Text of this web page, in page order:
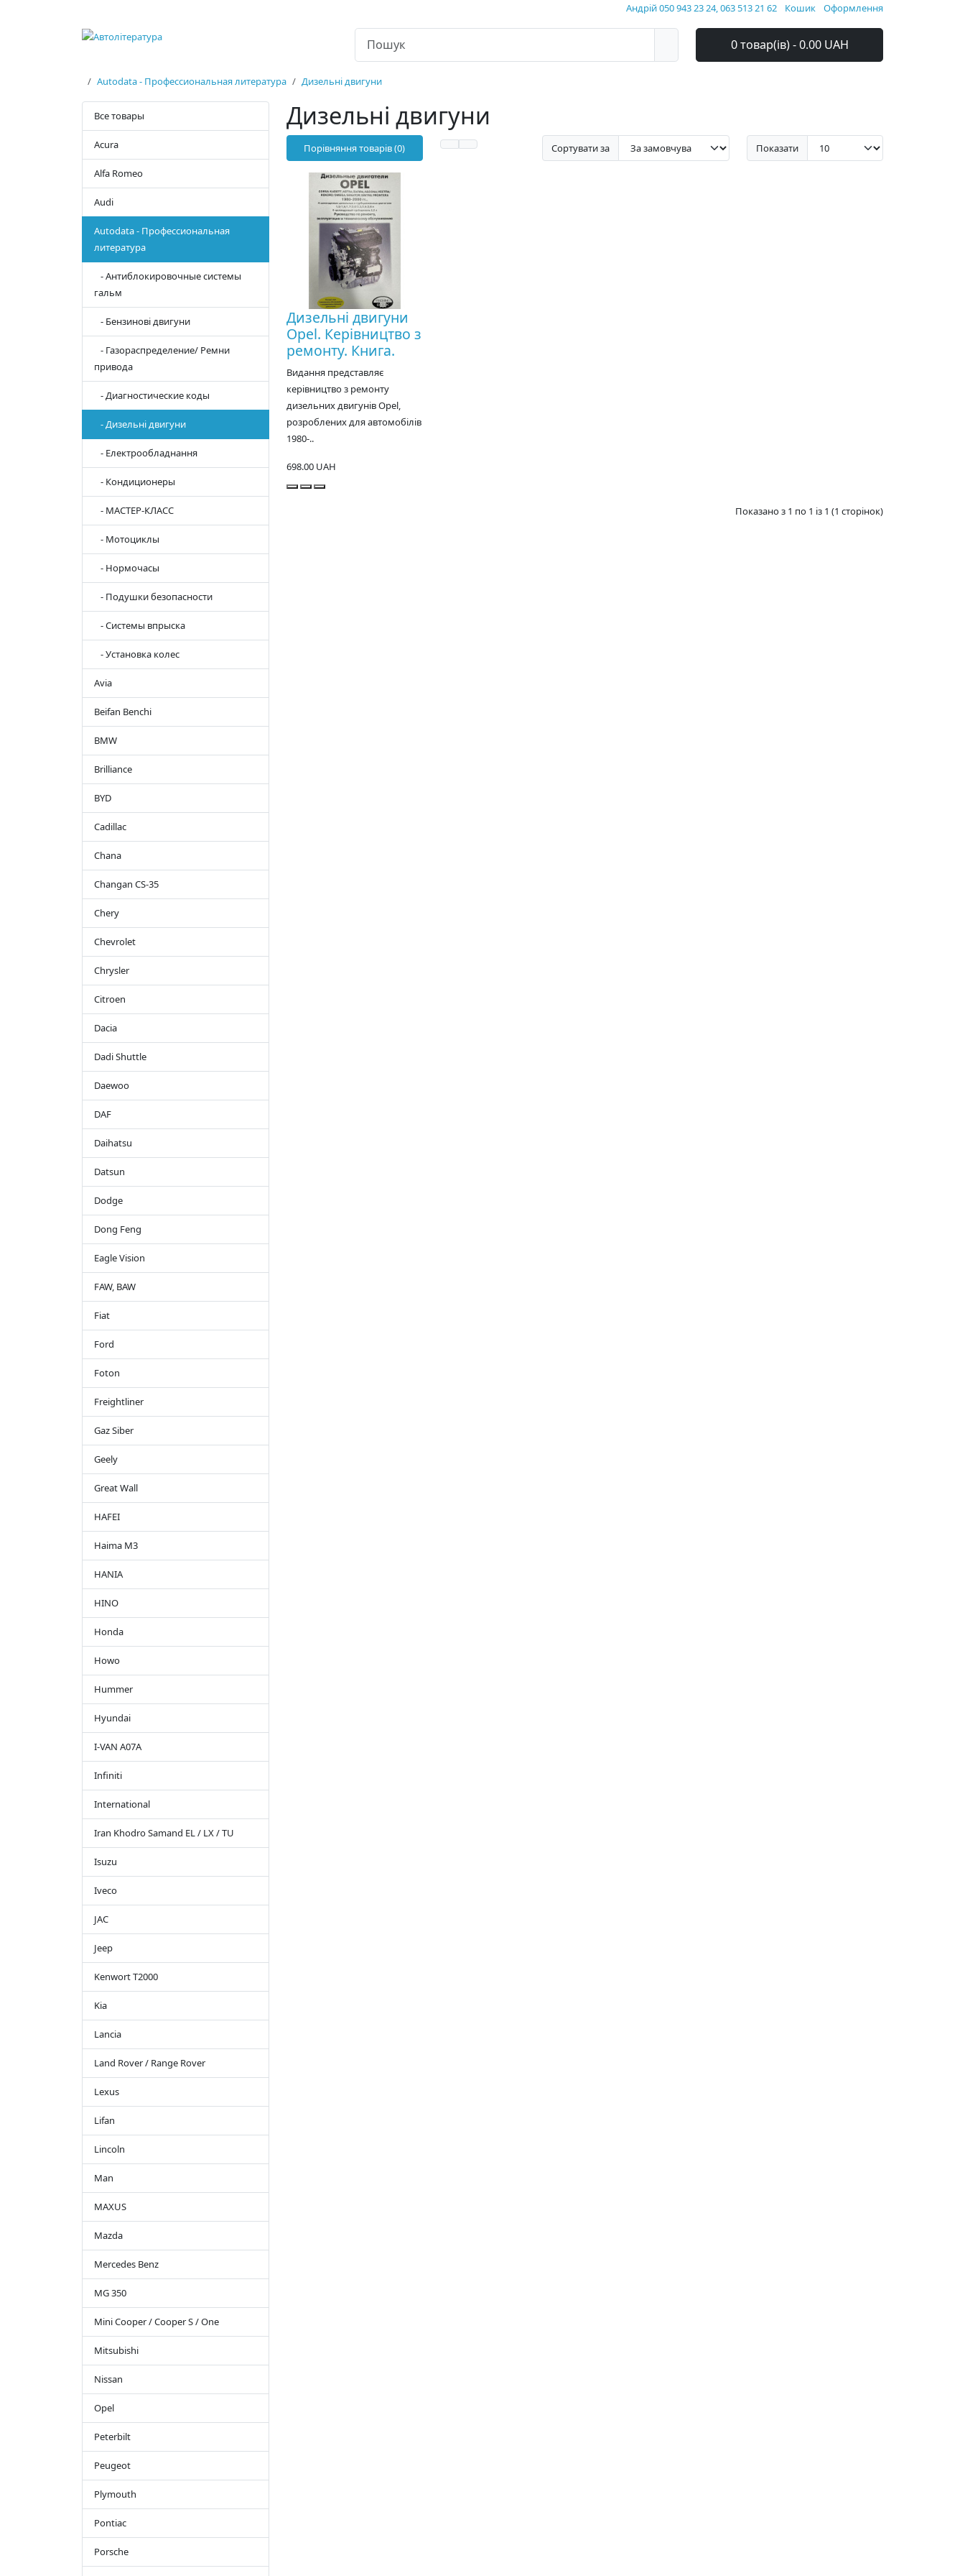
Андрій 050 943 23 24, 063 513 21 62 Кошик Оформлення
0 товар(ів) - 0.00 UAH
Autodata - Профессиональная литература Дизельні двигуни
Все товары
Acura
Alfa Romeo
Audi
Autodata - Профессиональная
литература
- Антиблокировочные системы
гальм
- Бензинові двигуни
- Газораспределение/ Ремни
привода
- Диагностические коды
- Дизельні двигуни
- Електрообладнання
- Кондиционеры
- МАСТЕР-КЛАСС
- Мотоциклы
- Нормочасы
- Подушки безопасности
- Системы впрыска
- Установка колес
Avia
Beifan Benchi
BMW
Brilliance
BYD
Cadillac
Chana
Changan CS-35
Chery
Chevrolet
Chrysler
Citroen
Dacia
Dadi Shuttle
Daewoo
DAF
Daihatsu
Datsun
Dodge
Dong Feng
Eagle Vision
FAW, BAW
Fiat
Ford
Foton
Freightliner
Gaz Siber
Geely
Great Wall
HAFEI
Haima M3
HANIA
HINO
Honda
Howo
Hummer
Hyundai
I-VAN A07A
Infiniti
International
Iran Khodro Samand EL / LX / TU
Isuzu
Iveco
JAC
Jeep
Kenwort T2000
Kia
Lancia
Land Rover / Range Rover
Lexus
Lifan
Lincoln
Man
MAXUS
Mazda
Mercedes Benz
MG 350
Mini Cooper / Cooper S / One
Mitsubishi
Nissan
Opel
Peterbilt
Peugeot
Plymouth
Pontiac
Porsche
Дизельні двигуни
Порівняння товарів (0) Сортувати за Показати
Дизельні двигуни
Opel. Керівництво з
ремонту. Книга.
Видання представляє
керівництво з ремонту
дизельних двигунів Opel,
розроблених для автомобілів
1980-..
698.00 UAH
Показано з 1 по 1 із 1 (1 сторінок)